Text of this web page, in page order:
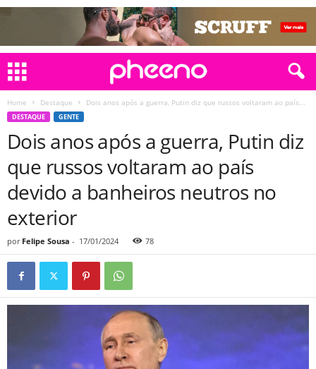
Home Destaque Dois anos após a guerra, Putin diz que russos voltaram ao país...
DESTAQUE GENTE
Dois anos após a guerra, Putin diz
que russos voltaram ao país
devido a banheiros neutros no
exterior
por Felipe Sousa - 17/01/2024 78